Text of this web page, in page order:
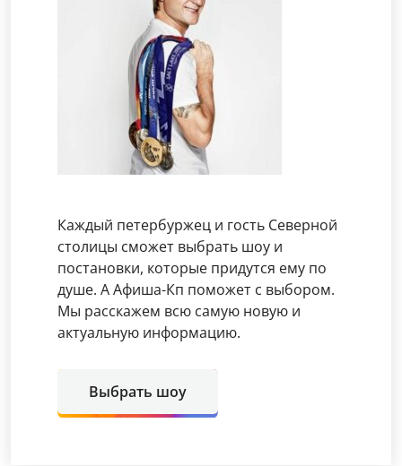
Каждый петербуржец и гость Северной
столицы сможет выбрать шоу и
постановки, которые придутся ему по
душе. А Афиша-Кп поможет с выбором.
Мы расскажем всю самую новую и
актуальную информацию.
Выбрать шоу